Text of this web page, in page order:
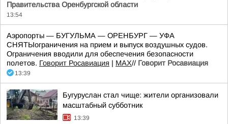
Правительства Оренбургской области
13:54
Аэропорты — БУГУЛЬМА — ОРЕНБУРГ — УФА
СНЯТЫограничения на прием и выпуск воздушных судов.
Ограничения вводили для обеспечения безопасности
полетов. Говорит Росавиация | MАХ// Говорит Росавиация
13:39
Бугуруслан стал чище: жители организовали
масштабный субботник
13:39